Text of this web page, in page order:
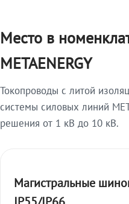
Место в
METAENERGY
Токопроводы с литой
системы силовых линий
решения от 1 кВ до 10 кВ.
Магистральные